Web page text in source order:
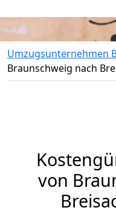
Umzugsunternehmen
Braunschweig nach
von